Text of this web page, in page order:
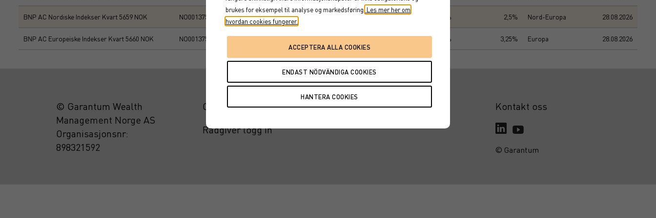
BNP AC Nordiske Indekser Kvart 5659 NOK NO0013757625 Barriereavhengig beskyttelse/risiko 5år 100% 2,5% Nord-Europa 28.08.2026
BNP AC Europeiske Indekser Kvart 5660 NOK NO0013757617 Barriereavhengig beskyttelse/risiko 5år 5 100% 3,25% Europa 28.08.2026
© Garantum Wealth
Management Norge AS
Organisasjonsnr:
898321592
Om websiden
Rådgiver logg in
Personopplysninger Kontakt oss
© Garantum
brukes for eksempel til analyse og markedsføring. Les mer her om
hvordan cookies fungerer.